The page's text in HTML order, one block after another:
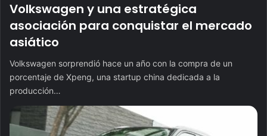
Volkswagen y una estratégica
asociación para conquistar el mercado
asiático
Volkswagen sorprendió hace un año con la compra de un
porcentaje de Xpeng, una startup china dedicada a la
producción…